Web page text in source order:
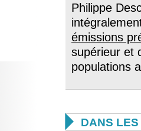
Philippe
émissions
supérieur et
populations
 DANS